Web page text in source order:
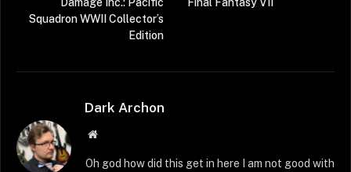
Squadron WWII Collector’s
Edition
Dark Archon
Strona
Oh god how did this get in here I am not good with